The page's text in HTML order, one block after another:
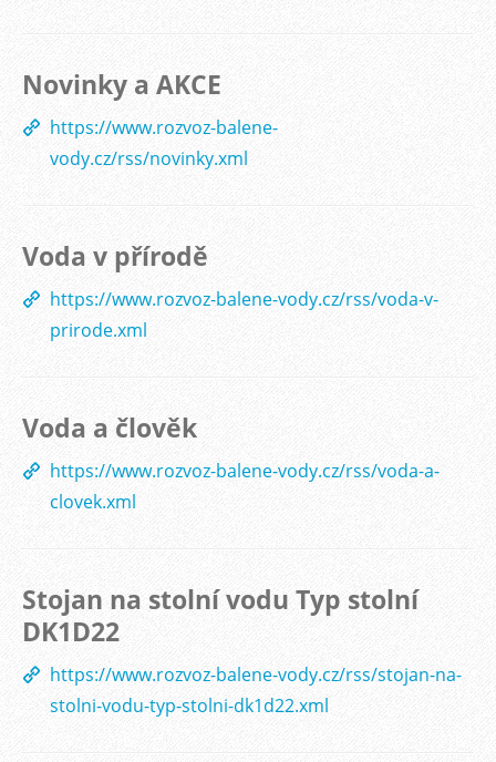
Novinky a AKCE
https://www.rozvoz-balene-
vody.cz/rss/novinky.xml
Voda v přírodě
https://www.rozvoz-balene-vody.cz/rss/voda-v-
prirode.xml
Voda a člověk
https://www.rozvoz-balene-vody.cz/rss/voda-a-
clovek.xml
Stojan na stolní vodu Typ stolní
DK1D22
https://www.rozvoz-balene-vody.cz/rss/stojan-na-
stolni-vodu-typ-stolni-dk1d22.xml